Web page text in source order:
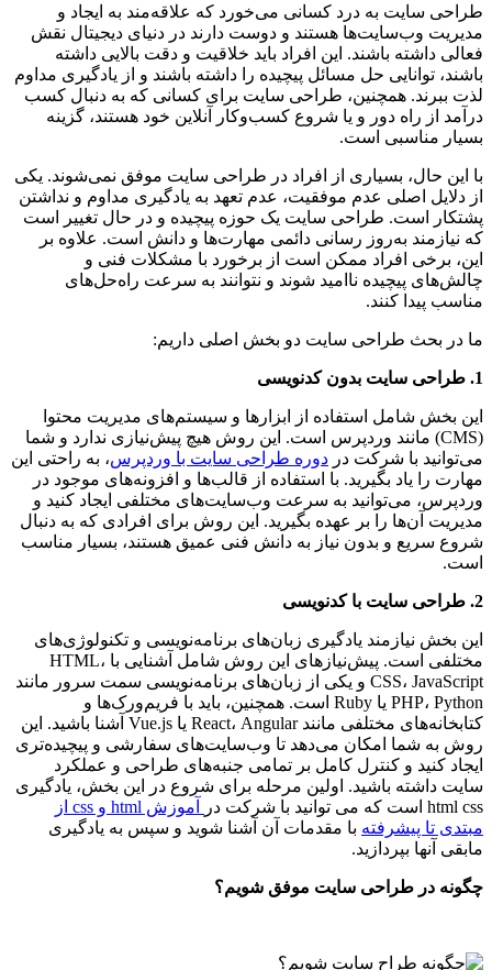
طراحی سایت به درد کسانی می‌خورد که علاقه‌مند به ایجاد و
مدیریت وب‌سایت‌ها هستند و دوست دارند در دنیای دیجیتال نقش
فعالی داشته باشند. این افراد باید خلاقیت و دقت بالایی داشته
باشند، توانایی حل مسائل پیچیده را داشته باشند و از یادگیری مداوم
لذت ببرند. همچنین، طراحی سایت برای کسانی که به دنبال کسب
درآمد از راه دور و یا شروع کسب‌وکار آنلاین خود هستند، گزینه
بسیار مناسبی است.
با این حال، بسیاری از افراد در طراحی سایت موفق نمی‌شوند. یکی
از دلایل اصلی عدم موفقیت، عدم تعهد به یادگیری مداوم و نداشتن
پشتکار است. طراحی سایت یک حوزه پیچیده و در حال تغییر است
که نیازمند به‌روز رسانی دائمی مهارت‌ها و دانش است. علاوه بر
این، برخی افراد ممکن است از برخورد با مشکلات فنی و
چالش‌های پیچیده ناامید شوند و نتوانند به سرعت راه‌حل‌های
مناسب پیدا کنند.
ما در بحث طراحی سایت دو بخش اصلی داریم:
1. طراحی سایت بدون کدنویسی
این بخش شامل استفاده از ابزارها و سیستم‌های مدیریت محتوا
(CMS) مانند وردپرس است. این روش هیچ پیش‌نیازی ندارد و شما
می‌توانید با شرکت در دوره‌ طراحی سایت با وردپرس، به راحتی این
مهارت را یاد بگیرید. با استفاده از قالب‌ها و افزونه‌های موجود در
وردپرس، می‌توانید به سرعت وب‌سایت‌های مختلفی ایجاد کنید و
مدیریت آن‌ها را بر عهده بگیرید. این روش برای افرادی که به دنبال
شروع سریع و بدون نیاز به دانش فنی عمیق هستند، بسیار مناسب
است.
2. طراحی سایت با کدنویسی
این بخش نیازمند یادگیری زبان‌های برنامه‌نویسی و تکنولوژی‌های
مختلفی است. پیش‌نیازهای این روش شامل آشنایی با HTML،
CSS، JavaScript و یکی از زبان‌های برنامه‌نویسی سمت سرور مانند
PHP، Python یا Ruby است. همچنین، باید با فریم‌ورک‌ها و
کتابخانه‌های مختلفی مانند React، Angular یا Vue.js آشنا باشید. این
روش به شما امکان می‌دهد تا وب‌سایت‌های سفارشی و پیچیده‌تری
ایجاد کنید و کنترل کامل بر تمامی جنبه‌های طراحی و عملکرد
سایت داشته باشید. اولین مرحله برای شروع در این بخش، یادگیری
html css است که می توانید با شرکت در
آموزش html و css از
مبتدی تا پیشرفته با مقدمات آن آشنا شوید و سپس به یادگیری
مابقی آنها بپردازید.
چگونه در طراحی سایت موفق شویم؟